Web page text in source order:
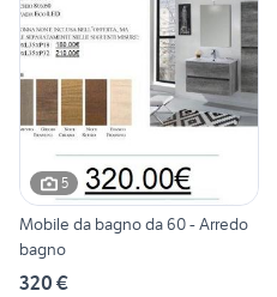
5
Mobile da bagno da 60 - Arredo
bagno
320 €